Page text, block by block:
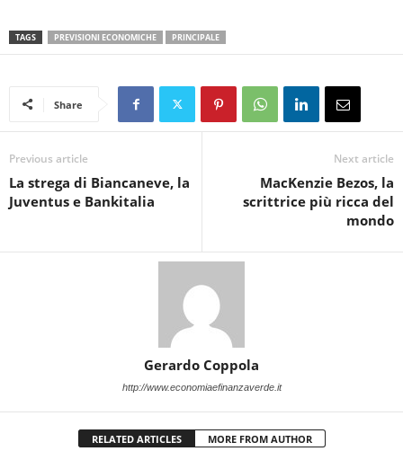
TAGS PREVISIONI ECONOMICHE PRINCIPALE
Share
Previous article
La strega di Biancaneve, la
Juventus e Bankitalia
Next article
MacKenzie Bezos, la
scrittrice più ricca del
mondo
Gerardo Coppola
http://www.economiaefinanzaverde.it
RELATED ARTICLES MORE FROM AUTHOR